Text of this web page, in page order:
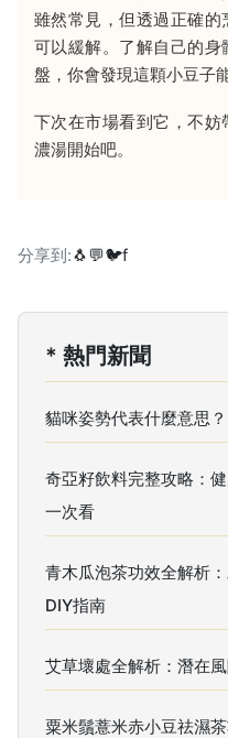
雖然常見，但透過正確
可以緩解。了解自己的
盤，你會發現這顆小豆子
下次在市場看到它，不
濃湯開始吧。
分享到:🐧💬🐦f
* 熱門新聞
貓咪姿勢代表什麼意思
奇亞籽飲料完整攻略：
一次看
青木瓜泡茶功效全解析
DIY指南
艾草壞處全解析：潛在
粟米鬚薏米赤小豆祛濕